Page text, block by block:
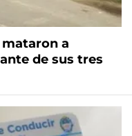
a
de sus tres